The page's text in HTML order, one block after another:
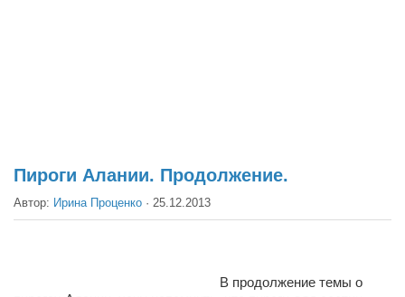
Выборы
Пироги Алании. Продолжение.
Автор: Ирина Проценко · 25.12.2013
В продолжение темы о